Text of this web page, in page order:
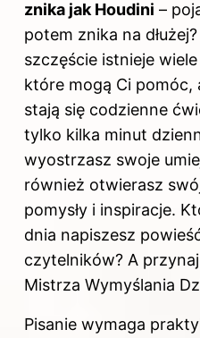
znika jak Houdini –
potem znika na
szczęście istnieje
które mogą Ci pomóc,
stają się codzienne
tylko kilka minut
wyostrzasz swoje
również otwierasz
pomysły i inspiracje.
dnia napiszesz
czytelników? A
Mistrza Wymyślania
Pisanie wymaga